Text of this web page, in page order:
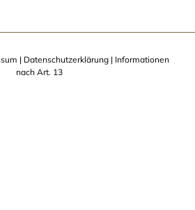
| Datenschutzerklärung| Informationen
nach Art. 13